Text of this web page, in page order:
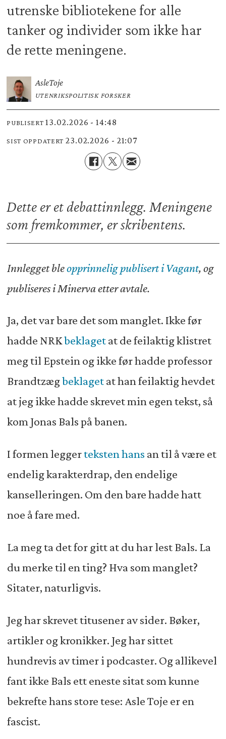
utrenske bibliotekene for alle
tanker og individer som ikke har
de rette meningene.
AsleToje
UTENRIKSPOLITISK FORSKER
PUBLISERT 13.02.2026 - 14:48
SIST OPPDATERT 23.02.2026 - 21:07
Dette er et debattinnlegg. Meningene
som fremkommer, er skribentens.
Innlegget bleopprinnelig publisert i Vagant, og
publiseres i Minerva etter avtale.
Ja, det var bare det som manglet. Ikke før
hadde NRKbeklagetat de feilaktig klistret
meg til Epstein og ikke før hadde professor
Brandtzægbeklagetat han feilaktig hevdet
at jeg ikke hadde skrevet min egen tekst, så
kom Jonas Bals på banen.
I formen leggerteksten hans an til å være et
endelig karakterdrap, den endelige
kanselleringen. Om den bare hadde hatt
noe å fare med.
La meg ta det for gitt at du har lest Bals. La
du merke til en ting? Hva som manglet?
Sitater, naturligvis.
Jeg har skrevet titusener av sider. Bøker,
artikler og kronikker. Jeg har sittet
hundrevis av timer i podcaster. Og allikevel
fant ikke Bals ett eneste sitat som kunne
bekrefte hans store tese: Asle Toje er en
fascist.